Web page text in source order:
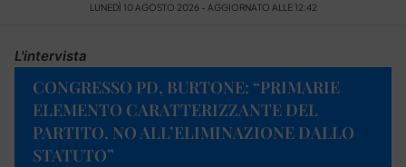
LUNEDÌ 10 AGOSTO 2026 - AGGIORNATO ALLE 12:42
L'intervista
CONGRESSO PD, BURTONE: “PRIMARIE
ELEMENTO CARATTERIZZANTE DEL
PARTITO. NO ALL’ELIMINAZIONE DALLO
STATUTO”